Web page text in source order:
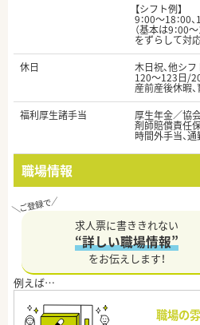
【シフト例】
9：00～18：00
（基本は9：00
をずらして対応
休日
木日祝、他シ
120～123日/
産前産後休暇
福利厚生諸手当
厚生年金／協
剤師賠償責任
時間外手当、
職場情報
求人票に書ききれない
“詳しい職場情報”
をお伝えします！
職場の